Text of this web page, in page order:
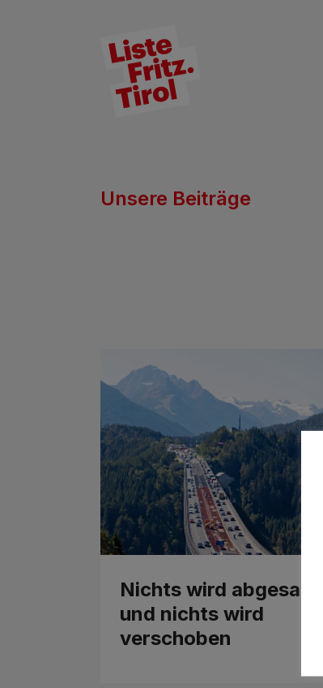
Unsere Beiträge
Nichts wird abgesagt
und nichts wird
verschoben